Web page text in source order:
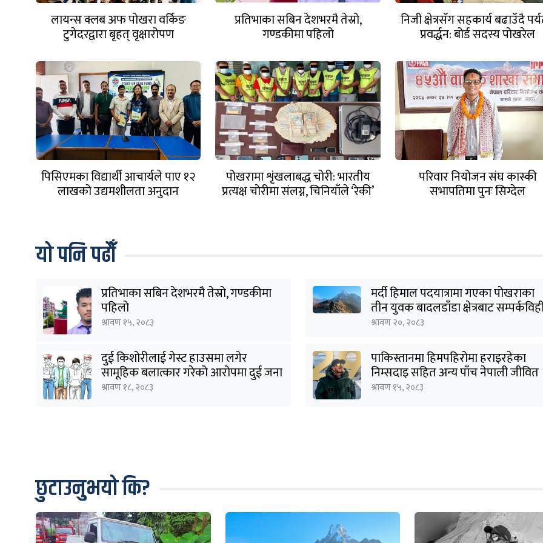
लायन्स क्लब अफ पोखरा वर्किङ
टुगेदरद्वारा बृहत् वृक्षारोपण
प्रतिभाका सबिन देशभरमै तेस्रो,
गण्डकीमा पहिलो
निजी क्षेत्रसँग सहकार्य बढाउँदै
प्रवर्द्धन: बोर्ड सदस्य पोखरेल
पिसिएमका विद्यार्थी आचार्यले पाए १२
लाखको उद्यमशीलता अनुदान
पोखरामा शृंखलाबद्ध चोरी: भारतीय
प्रत्यक्ष चोरीमा संलग्न, चिनियाँले ‘रेकी’
परिवार नियोजन संघ कास्की
सभापतिमा पुनः सिग्देल
यो पनि पढौँ
प्रतिभाका सबिन देशभरमै तेस्रो, गण्डकीमा
पहिलो
श्रावण १५, २०८३
मर्दी हिमाल पदयात्रामा गएका पोखराका
तीन युवक बादलडाँडा क्षेत्रबाट
श्रावण २०, २०८३
दुई किशोरीलाई गेस्ट हाउसमा लगेर
सामूहिक बलात्कार गरेको आरोपमा दुई जना
पक्राउ
श्रावण १८, २०८३
पाकिस्तानमा हिमपहिरोमा हराइरहेका
निम्सदाइ सहित अन्य पाँच नेपाली जीवित
भेटिने आशा कमजोर, युक्तको शव
श्रावण १५, २०८३
छुटाउनुभयो कि?